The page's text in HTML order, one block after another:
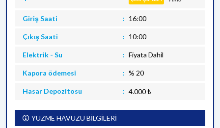
Giriş Saati 16:00
Çıkış Saati 10:00
Elektrik - Su Fiyata Dahil
Kapora ödemesi % 20
Hasar Depozitosu 4.000 ₺
YÜZME HAVUZU BİLGİLERİ